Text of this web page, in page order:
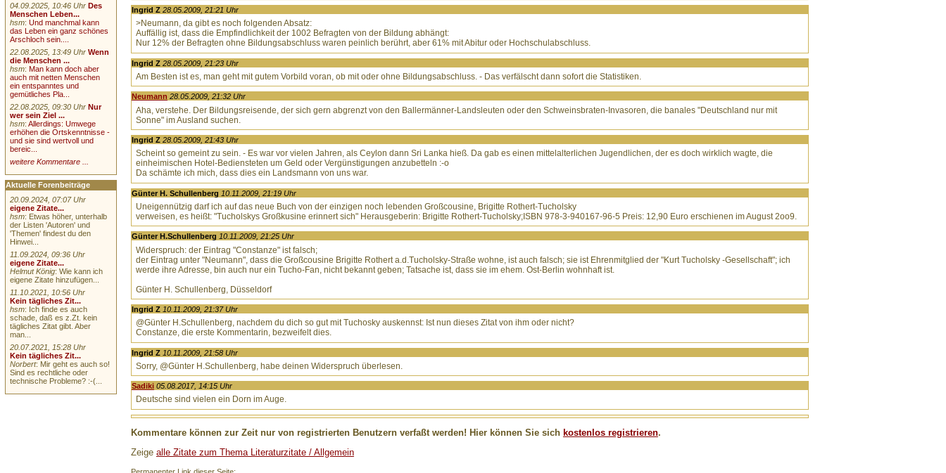
Ingrid Z 28.05.2009, 21:21 Uhr
>Neumann, da gibt es noch folgenden Absatz:
Auffällig ist, dass die Empfindlichkeit der 1002 Befragten von der Bildung abhängt:
Nur 12% der Befragten ohne Bildungsabschluss waren peinlich berührt, aber 61% mit Abitur oder Hochschulabschluss.
Ingrid Z 28.05.2009, 21:23 Uhr
Am Besten ist es, man geht mit gutem Vorbild voran, ob mit oder ohne Bildungsabschluss. - Das verfälscht dann sofort die Statistiken.
Neumann 28.05.2009, 21:32 Uhr
Aha, verstehe. Der Bildungsreisende, der sich gern abgrenzt von den Ballermänner-Landsleuten oder den Schweinsbraten-Invasoren, die banales "Deutschland nur mit
Sonne" im Ausland suchen.
Ingrid Z 28.05.2009, 21:43 Uhr
Scheint so gemeint zu sein. - Es war vor vielen Jahren, als Ceylon dann Sri Lanka hieß. Da gab es einen mittelalterlichen Jugendlichen, der es doch wirklich wagte, die
einheimischen Hotel-Bediensteten um Geld oder Vergünstigungen anzubetteln :-o
Da schämte ich mich, dass dies ein Landsmann von uns war.
Günter H. Schullenberg 10.11.2009, 21:19 Uhr
Uneigennützig darf ich auf das neue Buch von der einzigen noch lebenden Großcousine, Brigitte Rothert-Tucholsky
verweisen, es heißt: "Tucholskys Großkusine erinnert sich" Herausgeberin: Brigitte Rothert-Tucholsky;ISBN 978-3-940167-96-5 Preis: 12,90 Euro erschienen im August 2oo9.
Günter H.Schullenberg 10.11.2009, 21:25 Uhr
Widerspruch: der Eintrag "Constanze" ist falsch;
der Eintrag unter "Neumann", dass die Großcousine Brigitte Rothert a.d.Tucholsky-Straße wohne, ist auch falsch; sie ist Ehrenmitglied der "Kurt Tucholsky -Gesellschaft"; ich
werde ihre Adresse, bin auch nur ein Tucho-Fan, nicht bekannt geben; Tatsache ist, dass sie im ehem. Ost-Berlin wohnhaft ist.
Günter H. Schullenberg, Düsseldorf
Ingrid Z 10.11.2009, 21:37 Uhr
@Günter H.Schullenberg, nachdem du dich so gut mit Tuchosky auskennst: Ist nun dieses Zitat von ihm oder nicht?
Constanze, die erste Kommentarin, bezweifelt dies.
Ingrid Z 10.11.2009, 21:58 Uhr
Sorry, @Günter H.Schullenberg, habe deinen Widerspruch überlesen.
Sadiki 05.08.2017, 14:15 Uhr
Deutsche sind vielen ein Dorn im Auge.
Kommentare können zur Zeit nur von registrierten Benutzern verfaßt werden! Hier können Sie sich kostenlos registrieren.
Zeige alle Zitate zum Thema Literaturzitate / Allgemein
Permanenter Link dieser Seite:
04.09.2025, 10:46 Uhr Des
Menschen Leben...
hsm:Und manchmal kann
das Leben ein ganz schönes
Arschloch sein....
22.08.2025, 13:49 Uhr Wenn
die Menschen ...
hsm:Man kann doch aber
auch mit netten Menschen
ein entspanntes und
gemütliches Pla...
22.08.2025, 09:30 Uhr Nur
wer sein Ziel ...
hsm:Allerdings: Umwege
erhöhen die Ortskenntnisse -
und sie sind wertvoll und
bereic...
weitere Kommentare ...
Aktuelle Forenbeiträge
20.09.2024, 07:07 Uhr
eigene Zitate...
hsm: Etwas höher, unterhalb
der Listen 'Autoren' und
'Themen' findest du den
Hinwei...
11.09.2024, 09:36 Uhr
eigene Zitate...
Helmut König: Wie kann ich
eigene Zitate hinzufügen...
11.10.2021, 10:56 Uhr
Kein tägliches Zit...
hsm: Ich finde es auch
schade, daß es z.Zt. kein
tägliches Zitat gibt. Aber
man...
20.07.2021, 15:28 Uhr
Kein tägliches Zit...
Norbert: Mir geht es auch so!
Sind es rechtliche oder
technische Probleme? :-(...